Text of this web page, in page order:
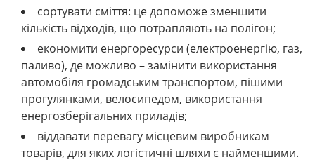
сортувати сміття: це допоможе зменшити
кількість відходів, що потрапляють на полігон;
економити енергоресурси (електроенергію, газ,
паливо), де можливо – замінити використання
автомобіля громадським транспортом, пішими
прогулянками, велосипедом, використання
енергозберігальних приладів;
віддавати перевагу місцевим виробникам
товарів, для яких логістичні шляхи є найменшими.